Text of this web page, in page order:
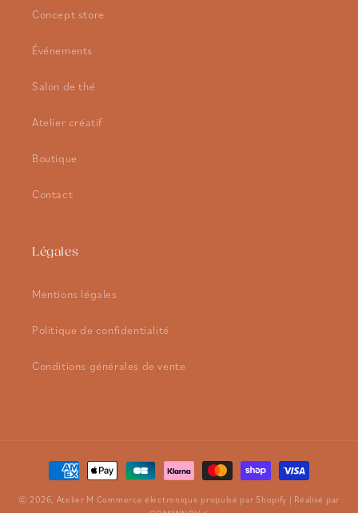
Concept store
Événements
Salon de thé
Atelier créatif
Boutique
Contact
Légales
Mentions légales
Politique de confidentialité
Conditions générales de vente
Moyens
de
paiement
© 2026, Atelier M Commerce électronique propulsé par Shopify | Réalisé par